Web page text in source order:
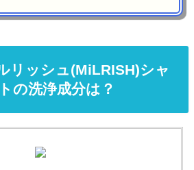
リッシュ(MiLRISH)シャ
の洗浄成分は？